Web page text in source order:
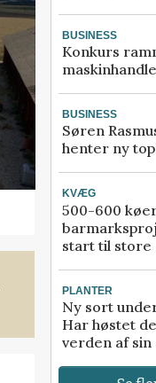
BUSINESS
Konkurs
BUSINESS
Søren
henter ny
KVÆG
500-600
start til store
PLANTER
Ny sort
Har høstet
verden af sin